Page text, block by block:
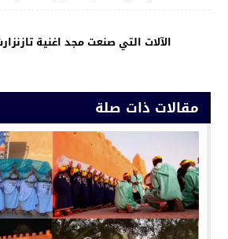
الآلات التي صنعت مجد اغنية
مقالات ذات صلة